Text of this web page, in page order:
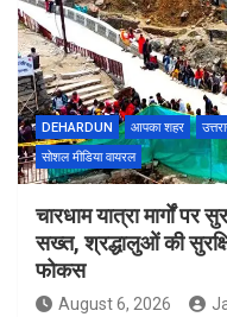
DEHARDUN आपका शहर
सोशल मीडिया वायरल
चारधाम यात्रा मार्गों पर
सख्त, श्रद्धालुओं की
फोकस
August 6, 2026